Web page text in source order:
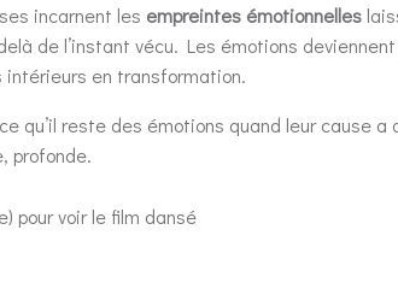
incarnent les empreintes émotionnelles
de l’instant vécu. Les émotions
intérieurs en transformation.
qu’il reste des émotions quand leur cause a
profonde.
pour voir le film dansé